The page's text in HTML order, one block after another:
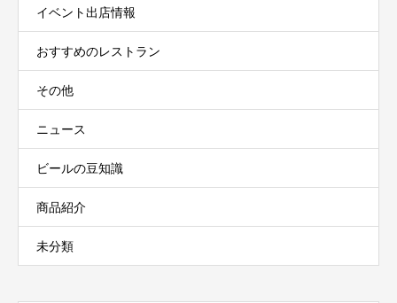
イベント出店情報
おすすめのレストラン
その他
ニュース
ビールの豆知識
商品紹介
未分類